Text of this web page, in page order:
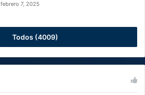
febrero 7, 2025
Todos (4009)